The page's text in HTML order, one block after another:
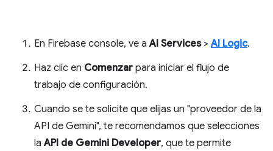
En Firebase console, ve aAI Services>AI Logic.
Haz clic en Comenzar para iniciar el flujo de
trabajo de configuración.
Cuando se te solicite que elijas un "proveedor de la
API de Gemini", te recomendamos que selecciones
laAPI de Gemini Developer, que te permite